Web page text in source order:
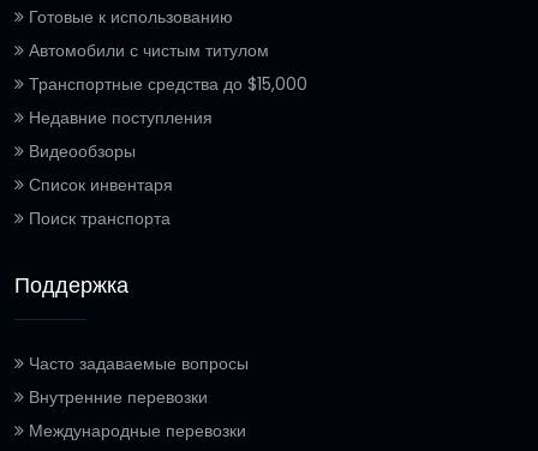
Готовые к использованию
Автомобили с чистым титулом
Транспортные средства до $15,000
Недавние поступления
Видеообзоры
Список инвентаря
Поиск транспорта
Поддержка
Часто задаваемые вопросы
Внутренние перевозки
Международные перевозки